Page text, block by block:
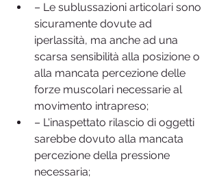
– Le sublussazioni articolari sono
sicuramente dovute ad
iperlassità, ma anche ad una
scarsa sensibilità alla posizione o
alla mancata percezione delle
forze muscolari necessarie al
movimento intrapreso;
– L'inaspettato rilascio di oggetti
sarebbe dovuto alla mancata
percezione della pressione
necessaria;